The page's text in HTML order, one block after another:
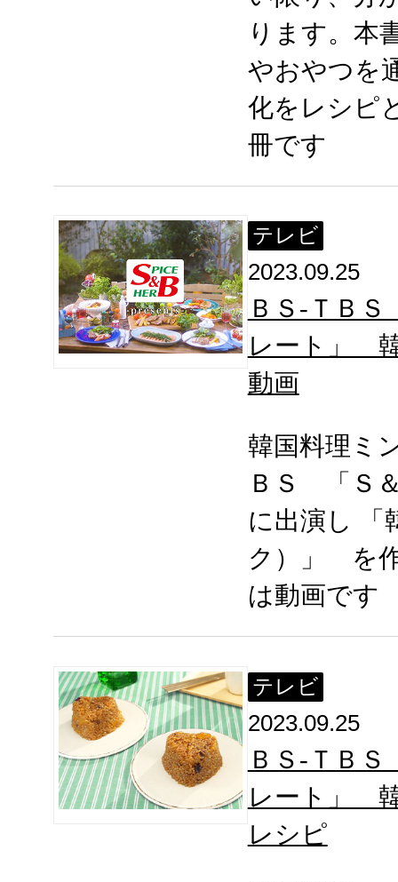
ります。本
やおやつを
化をレシピ
冊です
テレビ
2023.09.25
ＢＳ-ＴＢ
レート」
動画
韓国料理ミ
ＢＳ 「Ｓ
に出演し 「
ク）」 を
は動画です
テレビ
2023.09.25
ＢＳ-ＴＢ
レート」
レシピ